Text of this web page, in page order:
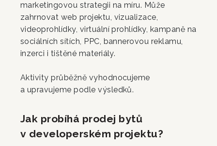
marketingovou strategii na míru. Může
zahrnovat web projektu, vizualizace,
videoprohlídky, virtuální prohlídky, kampaně na
sociálních sítích, PPC, bannerovou reklamu,
inzerci i tištěné materiály.
Aktivity průběžně vyhodnocujeme
a upravujeme podle výsledků.
Jak probíhá prodej bytů
v developerském projektu?